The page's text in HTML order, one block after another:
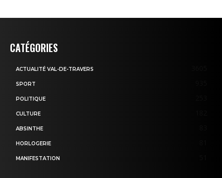
CATÉGORIES
ACTUALITÉ VAL-DE-TRAVERS
SPORT
POLITIQUE
CULTURE
ABSINTHE
HORLOGERIE
MANIFESTATION